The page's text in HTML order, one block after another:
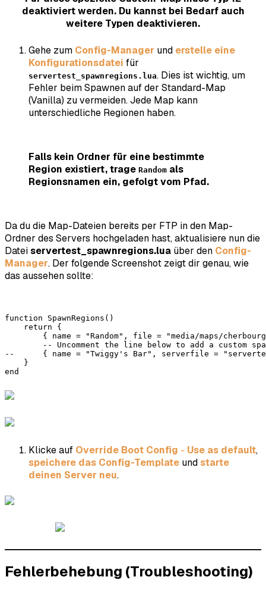
deaktiviert werden. Du kannst bei Bedarf auch
weitere Typen deaktivieren.
Gehe zum Config-Manager und erstelle eine
Konfigurationsdatei für
servertest_spawnregions.lua. Dies ist wichtig, um
Fehler beim Spawnen auf der Standard-Map
(Vanilla) zu vermeiden. Jede Map kann
unterschiedliche Regionen haben.
Falls kein Ordner für eine bestimmte
Region existiert, trage Random als
Regionsnamen ein, gefolgt vom Pfad.
Da du die Map-Dateien bereits per FTP in den Map-
Ordner des Servers hochgeladen hast, aktualisiere nun die
Dateiservertest_spawnregions.lua über den Config-
Manager. Der folgende Screenshot zeigt dir genau, wie
das aussehen sollte:
function SpawnRegions()
    return {
{ name = "Random", file = "media/maps/
-- Uncomment the line below to add a custom
--      { name = "Twiggy's Bar", serverfile =
    }
end
Klicke auf Override Boot Config - Use as default,
speichere das Config-Template undstarte
deinen Server neu.
Fehlerbehebung (Troubleshooting)